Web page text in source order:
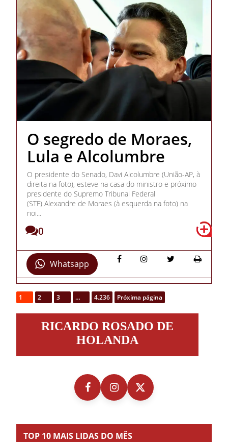
O segredo de Moraes,
Lula e Alcolumbre
O presidente do Senado, Davi Alcolumbre (União-AP, à
direita na foto), esteve na casa do ministro e próximo
presidente do Supremo Tribunal Federal
(STF) Alexandre de Moraes (à esquerda na foto) na
noi...
0
Whatsapp
1 2 3 … 4.236 Próxima página
RosadoRICARDO ROSADO DE
HOLANDA
TOP 10 MAIS LIDAS DO MÊS